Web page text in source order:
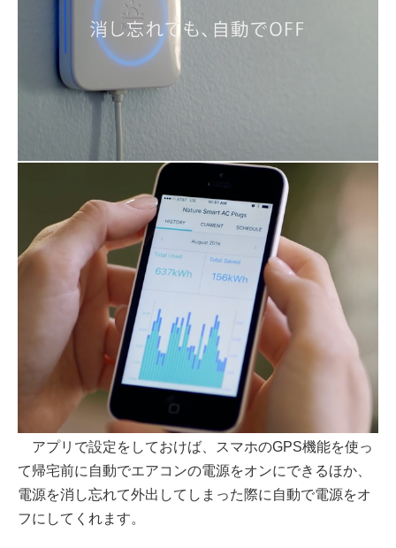
アプリで設定をしておけば、スマホのGPS機能を使っ
て帰宅前に自動でエアコンの電源をオンにできるほか、
電源を消し忘れて外出してしまった際に自動で電源をオ
フにしてくれます。